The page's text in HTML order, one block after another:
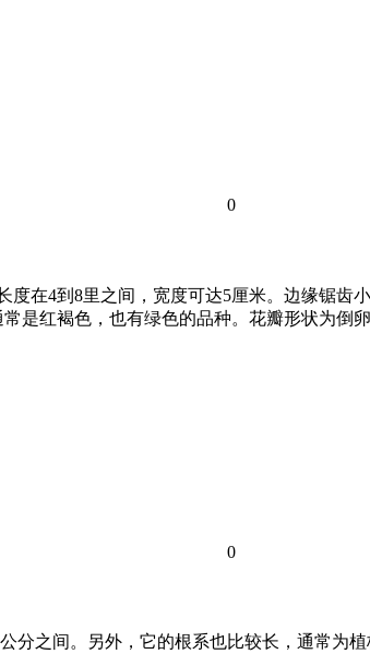
0
在4到8里之间，宽度可达5厘米。边缘锯
是红褐色，也有绿色的品种。花瓣形状为倒
0
分之间。另外，它的根系也比较长，通常为